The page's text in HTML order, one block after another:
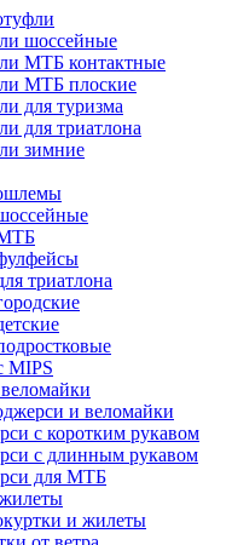
шоссейные
МТБ контактные
МТБ плоские
для туризма
для триатлона
зимние
триатлона
и веломайки
с коротким рукавом
с длинным рукавом
для МТБ
и жилеты